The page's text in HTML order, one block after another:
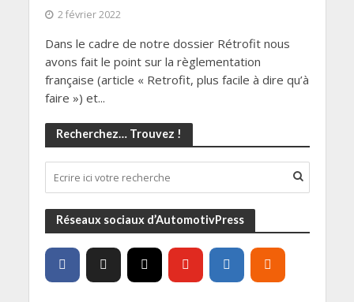
2 février 2022
Dans le cadre de notre dossier Rétrofit nous
avons fait le point sur la règlementation
française (article « Retrofit, plus facile à dire qu’à
faire ») et...
Recherchez… Trouvez !
Réseaux sociaux d’AutomotivPress